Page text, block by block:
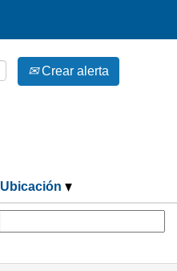
Crear alerta
Ubicación